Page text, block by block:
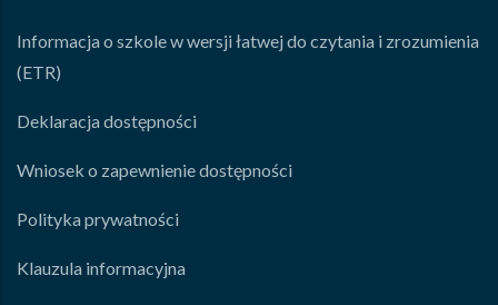
Informacja o szkole w wersji łatwej do czytania i zrozumienia
(ETR)
Deklaracja dostępności
Wniosek o zapewnienie dostępności
Polityka prywatności
Klauzula informacyjna